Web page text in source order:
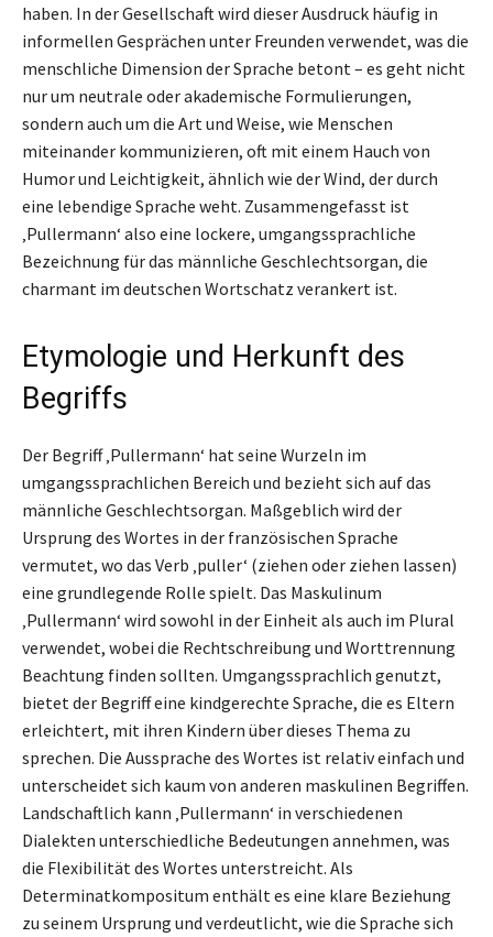
haben. In der Gesellschaft wird dieser Ausdruck häufig in
informellen Gesprächen unter Freunden verwendet, was die
menschliche Dimension der Sprache betont – es geht nicht
nur um neutrale oder akademische Formulierungen,
sondern auch um die Art und Weise, wie Menschen
miteinander kommunizieren, oft mit einem Hauch von
Humor und Leichtigkeit, ähnlich wie der Wind, der durch
eine lebendige Sprache weht. Zusammengefasst ist
‚Pullermann‘ also eine lockere, umgangssprachliche
Bezeichnung für das männliche Geschlechtsorgan, die
charmant im deutschen Wortschatz verankert ist.
Etymologie und Herkunft des
Begriffs
Der Begriff ‚Pullermann‘ hat seine Wurzeln im
umgangssprachlichen Bereich und bezieht sich auf das
männliche Geschlechtsorgan. Maßgeblich wird der
Ursprung des Wortes in der französischen Sprache
vermutet, wo das Verb ‚puller‘ (ziehen oder ziehen lassen)
eine grundlegende Rolle spielt. Das Maskulinum
‚Pullermann‘ wird sowohl in der Einheit als auch im Plural
verwendet, wobei die Rechtschreibung und Worttrennung
Beachtung finden sollten. Umgangssprachlich genutzt,
bietet der Begriff eine kindgerechte Sprache, die es Eltern
erleichtert, mit ihren Kindern über dieses Thema zu
sprechen. Die Aussprache des Wortes ist relativ einfach und
unterscheidet sich kaum von anderen maskulinen Begriffen.
Landschaftlich kann ‚Pullermann‘ in verschiedenen
Dialekten unterschiedliche Bedeutungen annehmen, was
die Flexibilität des Wortes unterstreicht. Als
Determinatkompositum enthält es eine klare Beziehung
zu seinem Ursprung und verdeutlicht, wie die Sprache sich